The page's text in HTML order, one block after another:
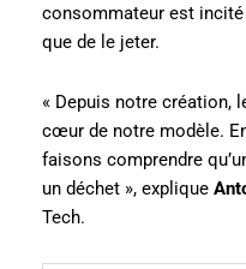
consommateur est
que de le jeter.
« Depuis notre création,
cœur de notre modèle.
faisons comprendre
un déchet », explique
Tech.